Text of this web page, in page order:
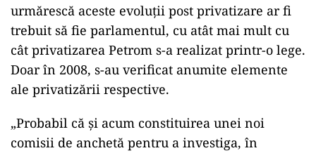
urmărescă aceste evoluții post privatizare ar fi
trebuit să fie parlamentul, cu atât mai mult cu
cât privatizarea Petrom s-a realizat printr-o lege.
Doar în 2008, s-au verificat anumite elemente
ale privatizării respective.
„Probabil că și acum constituirea unei noi
comisii de anchetă pentru a investiga, în